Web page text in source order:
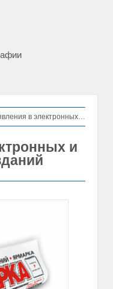
в электронных и печатных видах изданий
и